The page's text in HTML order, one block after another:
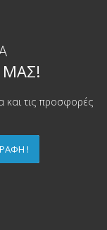
ΜΑΣ!
και τις προσφορές
!